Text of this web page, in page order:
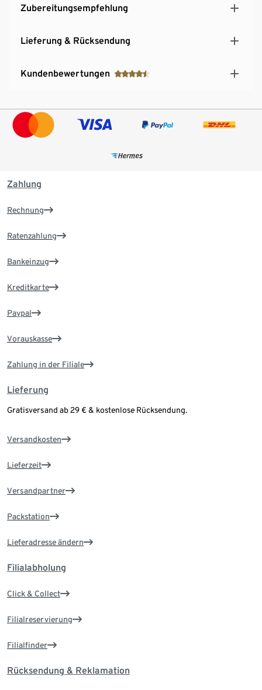
Zubereitungsempfehlung
Lieferung & Rücksendung
Kundenbewertungen
Zahlung
Rechnung
Ratenzahlung
Bankeinzug
Kreditkarte
Paypal
Vorauskasse
Zahlung in der Filiale
Lieferung
Gratisversand ab 29 € & kostenlose Rücksendung.
Versandkosten
Lieferzeit
Versandpartner
Packstation
Lieferadresse ändern
Filialabholung
Click & Collect
Filialreservierung
Filialfinder
Rücksendung & Reklamation